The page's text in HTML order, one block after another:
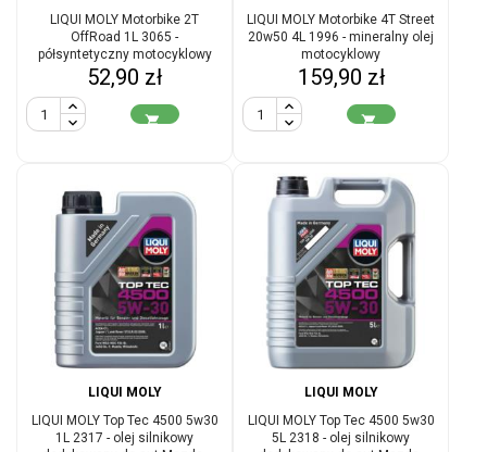
LIQUI MOLY Motorbike 2T
OffRoad 1L 3065 -
półsyntetyczny motocyklowy
olej do mieszanki do dwusuwa
Cena
52,90 zł

LIQUI MOLY Motorbike 4T Street
20w50 4L 1996 - mineralny olej
motocyklowy
Cena
159,90 zł

LIQUI MOLY
LIQUI MOLY Top Tec 4500 5w30
1L 2317 - olej silnikowy
LIQUI MOLY
LIQUI MOLY Top Tec 4500 5w30
5L 2318 - olej silnikowy